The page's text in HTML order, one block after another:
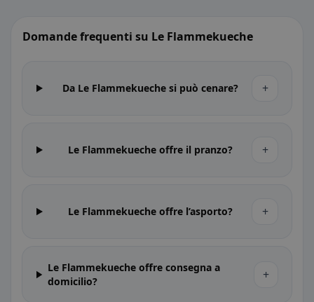
Domande frequenti su Le Flammekueche
Da Le Flammekueche si può cenare? +
Le Flammekueche offre il pranzo? +
Le Flammekueche offre l’asporto? +
Le Flammekueche offre consegna a
domicilio?
+